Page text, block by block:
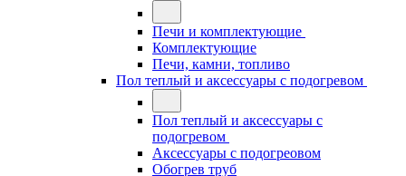
Печи и комплектующие
Комплектующие
Печи, камни, топливо
Пол теплый и аксессуары с подогревом
Пол теплый и аксессуары с
подогревом
Аксессуары с подогреовом
Обогрев труб